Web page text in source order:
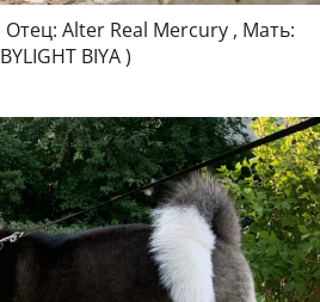
Отец: Alter Real Mercury , Мать:
BIYA )